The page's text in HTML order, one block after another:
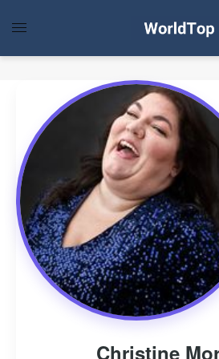
Christine